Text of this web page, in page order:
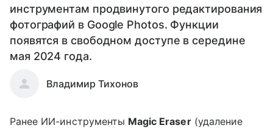
инструментам продвинутого редактирования
фотографий в Google Photos. Функции
появятся в свободном доступе в середине
мая 2024 года.
Владимир Тихонов
Ранее ИИ-инструменты Magic Eraser(удаление